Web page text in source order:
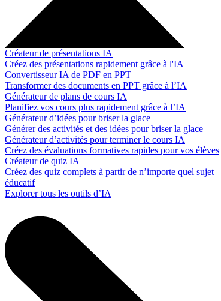
Créateur de présentations IA
Créez des présentations rapidement grâce à l'IA
Convertisseur IA de PDF en PPT
Transformer des documents en PPT grâce à l’IA
Générateur de plans de cours IA
Planifiez vos cours plus rapidement grâce à l’IA
Générateur d’idées pour briser la glace
Générer des activités et des idées pour briser la glace
Générateur d’activités pour terminer le cours IA
Créez des évaluations formatives rapides pour vos élèves
Créateur de quiz IA
Créez des quiz complets à partir de n’importe quel sujet
éducatif
Explorer tous les outils d’IA